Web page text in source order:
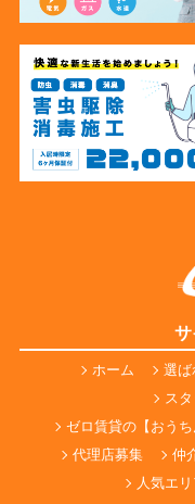
サ
ホーム 選ば
ス
ゼロ賃貸の【おうち
代理店募集
仲
人気エ